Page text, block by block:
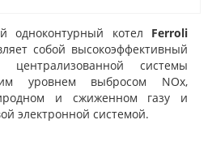
одноконтурный котел Ferroli
собой высокоэффективный
централизованной системы
уровнем выбросом NOx,
и сжиженном газу и
электронной системой.